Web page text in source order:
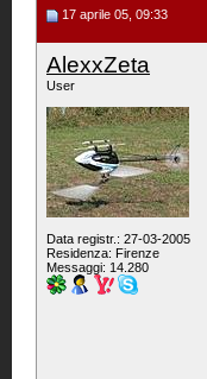
17 aprile 05, 09:33
AlexxZeta
User
Data registr.: 27-03-2005
Residenza: Firenze
Messaggi: 14.280